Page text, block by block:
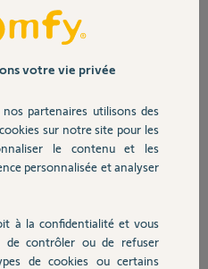
et la fermeture de mon
ni alarme...mais à l'instant un
pas protégé par un dispositif
le piloter avec TaHoma." est
cellules photoelectriques.
fil de discussion
votre vie privée
partenaires utilisons des
sur notre site pour les
le contenu et les
personnalisée et analyser
à la confidentialité et vous
de contrôler ou de refuser
de cookies ou certains